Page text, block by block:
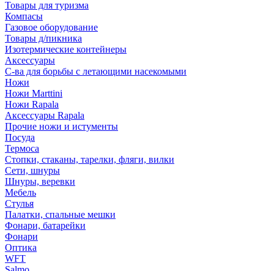
Товары для туризма
Компасы
Газовое оборудование
Товары д/пикника
Изотермические контейнеры
Аксессуары
С-ва для борьбы с летающими насекомыми
Ножи
Ножи Marttini
Ножи Rapala
Аксессуары Rapala
Прочие ножи и истументы
Посуда
Термоса
Стопки, стаканы, тарелки, фляги, вилки
Сети, шнуры
Шнуры, веревки
Мебель
Стулья
Палатки, спальные мешки
Фонари, батарейки
Фонари
Оптика
WFT